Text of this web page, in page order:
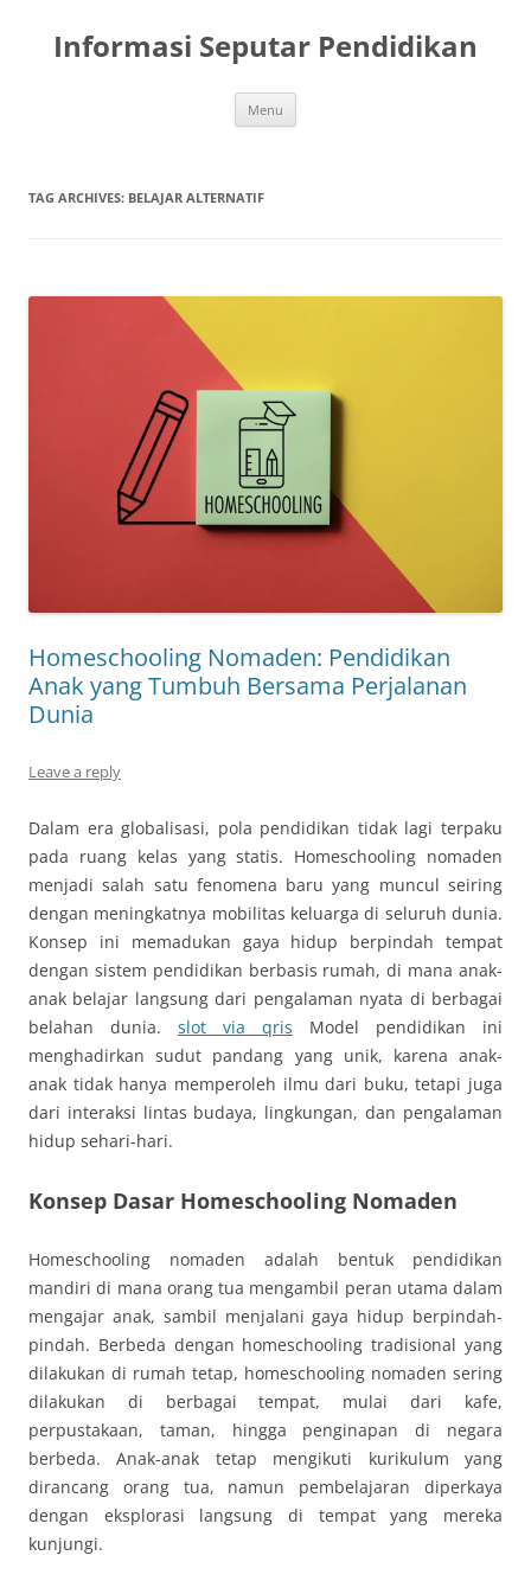
content
Informasi Seputar Pendidikan
Menu
TAG ARCHIVES: BELAJAR ALTERNATIF
Homeschooling Nomaden: Pendidikan
Anak yang Tumbuh Bersama Perjalanan
Dunia
Leave a reply
Dalam era globalisasi, pola pendidikan tidak lagi terpaku
pada ruang kelas yang statis. Homeschooling nomaden
menjadi salah satu fenomena baru yang muncul seiring
dengan meningkatnya mobilitas keluarga di seluruh dunia.
Konsep ini memadukan gaya hidup berpindah tempat
dengan sistem pendidikan berbasis rumah, di mana anak-
anak belajar langsung dari pengalaman nyata di berbagai
belahan dunia. slot via qris Model pendidikan ini
menghadirkan sudut pandang yang unik, karena anak-
anak tidak hanya memperoleh ilmu dari buku, tetapi juga
dari interaksi lintas budaya, lingkungan, dan pengalaman
hidup sehari-hari.
Konsep Dasar Homeschooling Nomaden
Homeschooling nomaden adalah bentuk pendidikan
mandiri di mana orang tua mengambil peran utama dalam
mengajar anak, sambil menjalani gaya hidup berpindah-
pindah. Berbeda dengan homeschooling tradisional yang
dilakukan di rumah tetap, homeschooling nomaden sering
dilakukan di berbagai tempat, mulai dari kafe,
perpustakaan, taman, hingga penginapan di negara
berbeda. Anak-anak tetap mengikuti kurikulum yang
dirancang orang tua, namun pembelajaran diperkaya
dengan eksplorasi langsung di tempat yang mereka
kunjungi.